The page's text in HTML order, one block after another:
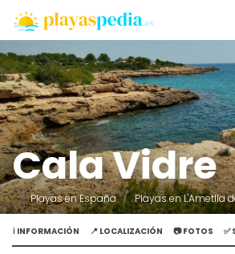
Cala Vidre
Playas en España Playas en L'Ametlla
ℹ️ INFORMACIÓN 📍 LOCALIZACIÓN 📷 FOTOS ✅